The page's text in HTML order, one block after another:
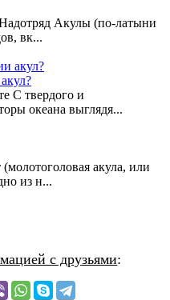
Акулы (по-латыни
вк...
С твердого и
океана выглядя...
акула, или
из н...
с друзьями: